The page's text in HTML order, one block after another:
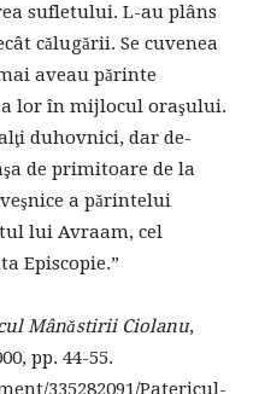
sufletului. L-au plâns
călugării. Se cuvenea
aveau părinte
lor în mijlocul oraşului.
duhovnici, dar de-
de primitoare de la
a părintelui
lui Avraam, cel
Episcopie.”
Mânăstirii Ciolanu,
pp. 44-55.
335282091/Patericul-